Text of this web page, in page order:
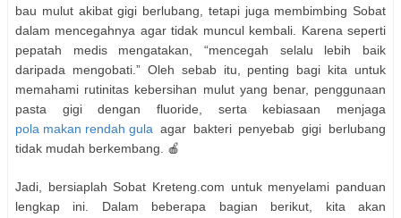
bau mulut akibat gigi berlubang, tetapi juga membimbing Sobat
dalam mencegahnya agar tidak muncul kembali. Karena seperti
pepatah medis mengatakan, “mencegah selalu lebih baik
daripada mengobati.” Oleh sebab itu, penting bagi kita untuk
memahami rutinitas kebersihan mulut yang benar, penggunaan
pasta gigi dengan fluoride, serta kebiasaan menjaga
pola makan rendah gula agar bakteri penyebab gigi berlubang
tidak mudah berkembang. 🍎
Jadi, bersiaplah Sobat Kreteng.com untuk menyelami panduan
lengkap ini. Dalam beberapa bagian berikut, kita akan